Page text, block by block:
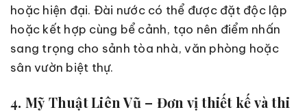
hoặc hiện đại. Đài nước có thể được đặt độc lập
hoặc kết hợp cùng bể cảnh, tạo nên điểm nhấn
sang trọng cho sảnh tòa nhà, văn phòng hoặc
sân vườn biệt thự.
4. Mỹ Thuật Liên Vũ – Đơn vị thiết kế và thi